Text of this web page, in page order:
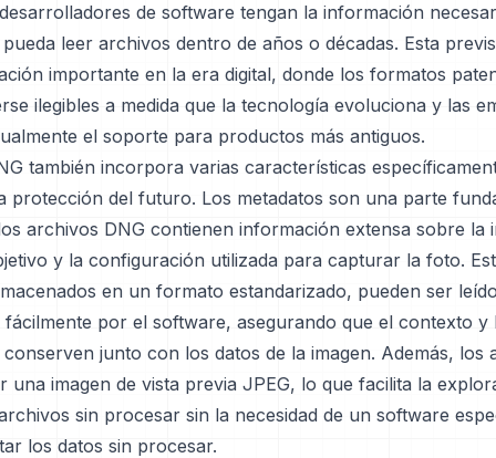
de software tengan la información
leer archivos dentro de años o décadas. Esta
importante en la era digital, donde los formatos
ilegibles a medida que la tecnología evoluciona y las
el soporte para productos más antiguos.
también incorpora varias características
protección del futuro. Los metadatos son una parte
archivos DNG contienen información extensa sobre la
y la configuración utilizada para capturar la foto.
en un formato estandarizado, pueden ser
por el software, asegurando que el contexto y
conserven junto con los datos de la imagen. Además, los
una imagen de vista previa JPEG, lo que facilita la
sin procesar sin la necesidad de un software
los datos sin procesar.